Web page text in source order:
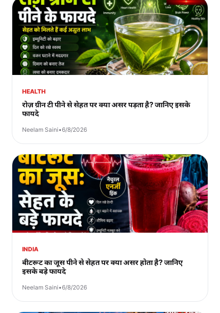
HEALTH
रोज़ ग्रीन टी पीने से सेहत पर क्या असर पड़ता है? जानिए इसके
फायदे
Neelam Saini•6/8/2026
INDIA
बीटरूट का जूस पीने से सेहत पर क्या असर होता है? जानिए
इसके बड़े फायदे
Neelam Saini•6/8/2026